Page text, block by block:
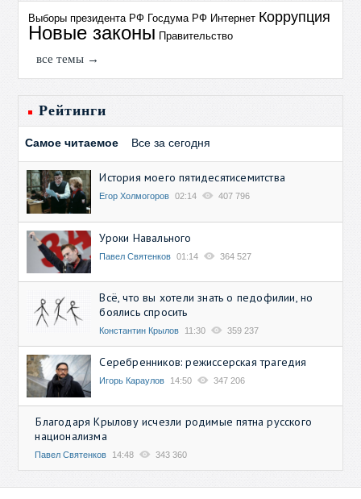
Выборы президента РФ Госдума РФ Интернет Коррупция
Новые законы Правительство
все темы →
Рейтинги
Самое читаемое Все за сегодня
История моего пятидесятисемитства
Егор Холмогоров 02:14 407 796
Уроки Навального
Павел Святенков 01:14 364 527
Всё, что вы хотели знать о педофилии, но
боялись спросить
Константин Крылов 11:30 359 237
Серебренников: режиссерская трагедия
Игорь Караулов 14:50 347 206
Благодаря Крылову исчезли родимые пятна русского
национализма
Павел Святенков 14:48 343 360